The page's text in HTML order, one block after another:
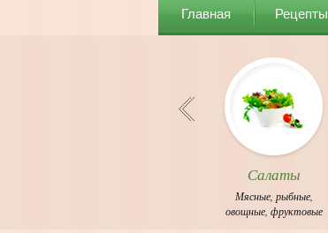
Главная Рецепты
Салаты
Мясные, рыбные,
овощные, фруктовые